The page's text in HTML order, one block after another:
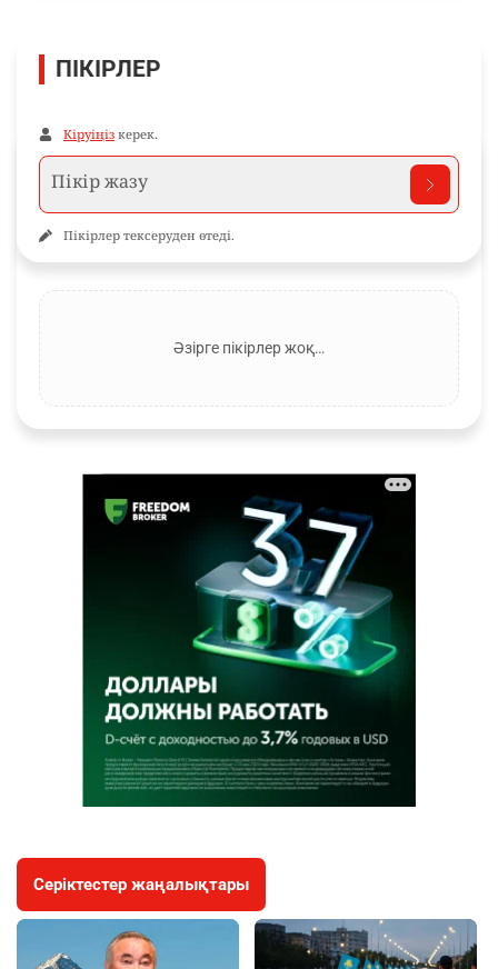
ПІКІРЛЕР
Кіруіңіз керек.
Пікірлер тексеруден өтеді.
Әзірге пікірлер жоқ…
Серіктестер жаңалықтары